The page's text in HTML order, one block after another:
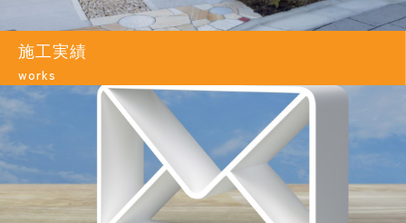
施工実績
works